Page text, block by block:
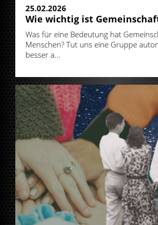
25.02.2026
Wie wichtig ist
Was für eine Bedeutung hat
Menschen? Tut uns eine Gruppe
besser a...